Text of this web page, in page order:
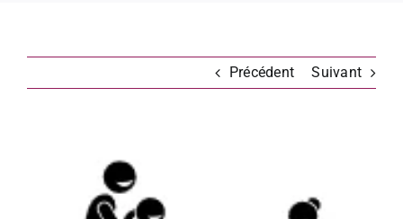
Précédent Suivant